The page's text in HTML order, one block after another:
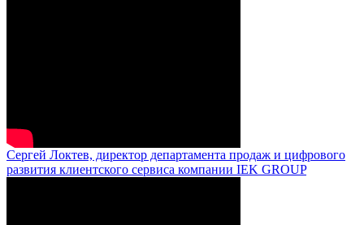
Сергей Локтев, директор департамента продаж и цифрового
развития клиентского сервиса компании IEK GROUP